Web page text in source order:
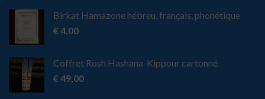
Birkat Hamazone hébreu, français, phonétique
€4,00
Coffret Rosh Hashana-Kippour cartonné
€49,00